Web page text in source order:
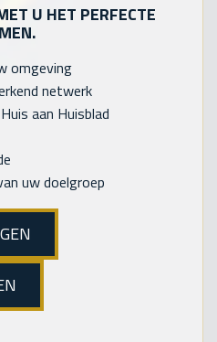
U HET PERFECTE
omgeving
netwerk
aan Huisblad
uw doelgroep